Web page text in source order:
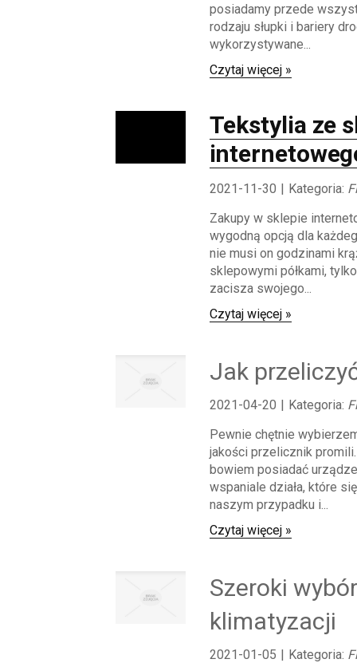
posiadamy przede
rodzaju słupki i bariery
wykorzystywane...
Czytaj więcej »
Tekstylia ze
2021-11-30 | Kategoria:
Zakupy w sklepie
wygodną opcją dla
nie musi on godzinami
sklepowymi półkami,
zacisza swojego...
Czytaj więcej »
Jak
2021-04-20 | Kategoria:
Pewnie chętnie
jakości przelicznik
bowiem posiadać
wspaniale działa, które
naszym przypadku i...
Czytaj więcej »
Szeroki wybór
klimatyzacji
2021-01-05 | Kategoria: